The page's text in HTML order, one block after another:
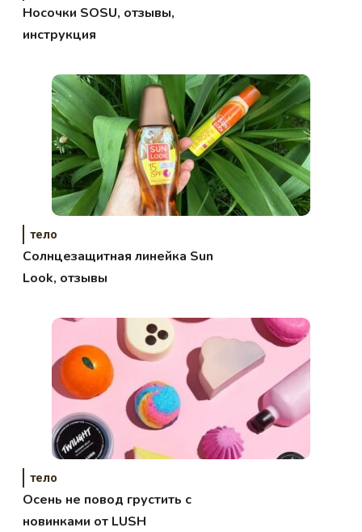
Носочки SOSU, отзывы,
инструкция
тело
Солнцезащитная линейка Sun
Look, отзывы
тело
Осень не повод грустить с
новинками от LUSH